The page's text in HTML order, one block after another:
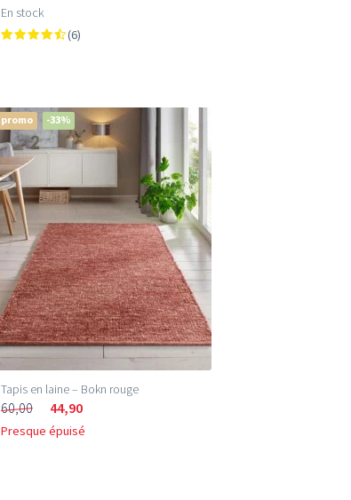
En stock
(6)
promo -33%
Tapis en laine – Bokn rouge
60,00 44,90
Presque épuisé